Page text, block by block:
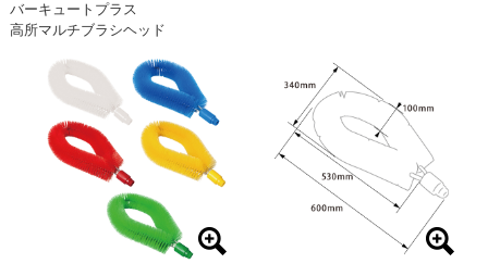
バーキュートプラス
高所マルチブラシヘッド